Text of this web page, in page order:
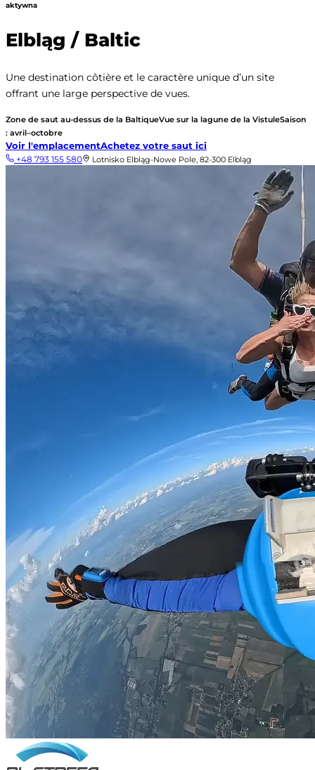
aktywna
Elbląg / Baltic
Une destination côtière et le caractère unique d’un site
offrant une large perspective de vues.
Zone de saut au-dessus de la BaltiqueVue sur la lagune de la VistuleSaison
: avril–octobre
Voir l'emplacementAchetez votre saut ici
+48 793 155 580 Lotnisko Elbląg-Nowe Pole, 82-300 Elbląg